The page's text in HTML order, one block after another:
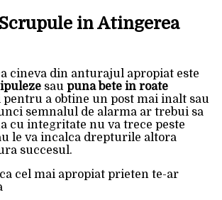
in Atingerea
cineva din anturajul apropiat este
sau puna bete in roate
a obtine un post mai inalt sau
semnalul de alarma ar trebui sa
cu integritate nu va trece peste
le va incalca drepturile altora
succesul.